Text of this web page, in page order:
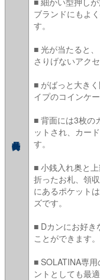
ブランドにもよ
す。
■ 光が当たると
さりげないアクセ
■ がばっと大き
イプのコインケー
■ 背面には3枚の
ットされ、カー
す。
■ 小銭入れ奥と
折ったお札、領
にあるポケット
ズです。
■ Dカンにお好き
ことができます。
■ SOLATINA専
ントとしても最適